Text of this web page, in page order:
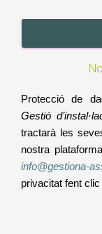
Protecció de
Gestió
tractarà les
nostra
info@gestiona-
privacitat fent clic